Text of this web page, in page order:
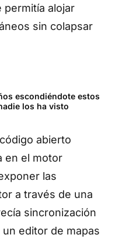
permitía alojar
sin colapsar
escondiéndote estos
los ha visto
abierto
en el motor
las
a través de una
sincronización
editor de mapas